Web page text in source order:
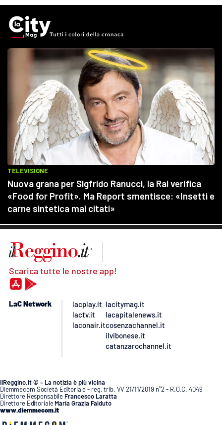
Scarica tutte le nostre app!
LaC Network
lacplay.it
lactv.it
laconair.it
lacitymag.it
lacapitalenews.it
cosenzachannel.it
ilvibonese.it
catanzarochannel.it
ilReggino.it © – La notizia è più vicina
Diemmecom Società Editoriale - reg. trib. VV 21/11/2019 n°2 - R.O.C. 4049
Direttore Responsabile Francesco Laratta
Direttore Editoriale Maria Grazia Falduto
www.diemmecom.it